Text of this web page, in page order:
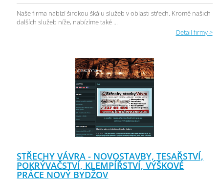
Naše firma nabízí širokou škálu služeb v oblasti střech. Kromě našich
dalších služeb níže, nabízíme také ...
Detail firmy >
STŘECHY VÁVRA - NOVOSTAVBY, TESAŘSTVÍ,
POKRÝVAČSTVÍ, KLEMPÍŘSTVÍ, VÝŠKOVÉ
PRÁCE NOVÝ BYDŽOV